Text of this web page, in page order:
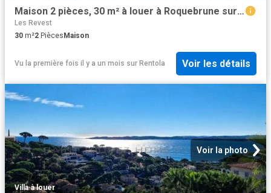
Maison 2 pièces, 30 m² à louer à Roquebrune sur Argens 83380
Les Revest
30 m²2 PiècesMaison
Vu la première fois il y a un mois sur Rentola Voir les détails
Voir la photo
Villa·à louer